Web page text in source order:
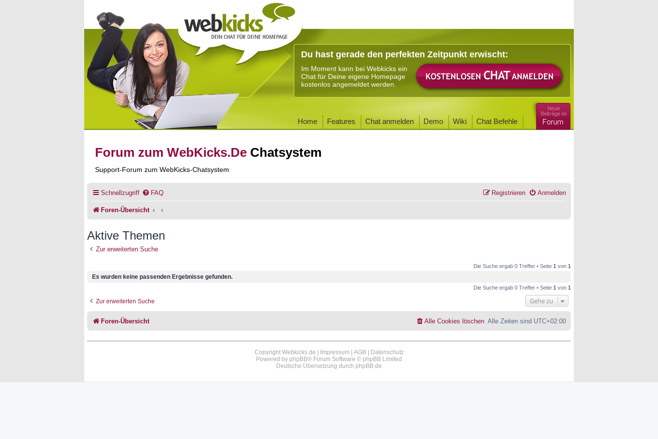
Du hast gerade den perfekten Zeitpunkt erwischt:
Im Moment kann bei Webkicks ein
Chat für Deine eigene Homepage
kostenlos angemeldet werden.
Home Features Chat anmelden Demo Wiki Chat Befehle
Forum zum WebKicks.De Chatsystem
Support-Forum zum WebKicks-Chatsystem
Schnellzugriff FAQ Anmelden
Registrieren
Foren-Übersicht
Aktive Themen
Zur erweiterten Suche
Die Suche ergab 0 Treffer • Seite 1 von 1
Es wurden keine passenden Ergebnisse gefunden.
Die Suche ergab 0 Treffer • Seite 1 von 1
Zur erweiterten Suche Gehe zu
Foren-Übersicht Alle Zeiten sind UTC+02:00
Alle Cookies löschen
Copyright Webkicks.de | Impressum | AGB| Datenschutz
Powered by phpBB® Forum Software © phpBB Limited
Deutsche Übersetzung durch phpBB.de